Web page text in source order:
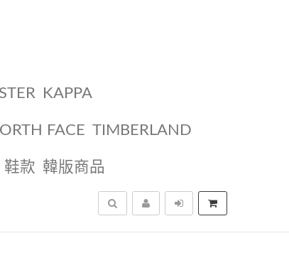
KAPPA
FACE TIMBERLAND
鞋款 韓版商品
搜尋